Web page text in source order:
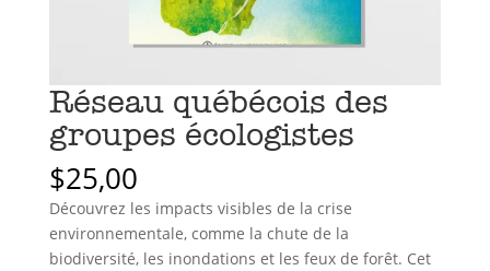
Réseau québécois des
groupes écologistes
$25,00
Découvrez les impacts visibles de la crise
environnementale, comme la chute de la
biodiversité, les inondations et les feux de forêt. Cet